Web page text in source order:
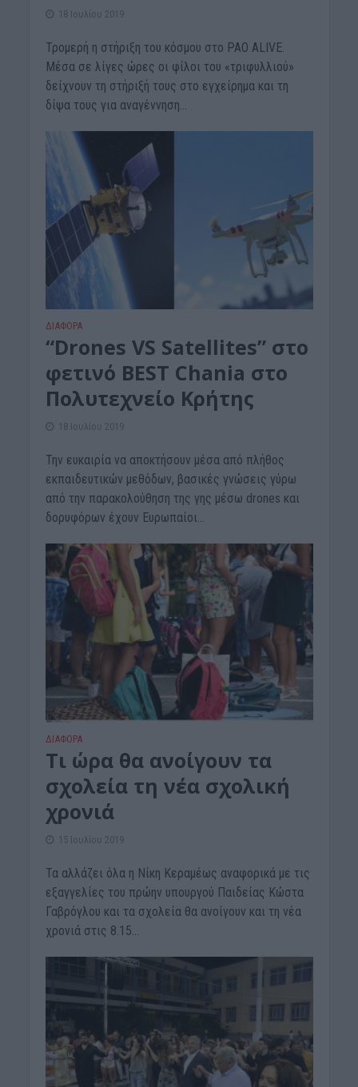
18 Ιουλίου 2019
Τρομερή η στήριξη του κόσμου στο PAO ALIVE.
Μέσα σε λίγες ώρες οι φίλοι του «τριφυλλιού»
δείχνουν τη στήριξή τους στο εγχείρημα και τη
δίψα τους για αναγέννηση...
ΔΙΆΦΟΡΑ
“Drones VS Satellites” στο
φετινό BEST Chania στο
Πολυτεχνείο Κρήτης
18 Ιουλίου 2019
Την ευκαιρία να αποκτήσουν μέσα από πλήθος
εκπαιδευτικών μεθόδων, βασικές γνώσεις γύρω
από την παρακολούθηση της γης μέσω drones και
δορυφόρων έχουν Ευρωπαίοι...
ΔΙΆΦΟΡΑ
Τι ώρα θα ανοίγουν τα
σχολεία τη νέα σχολική
χρονιά
15 Ιουλίου 2019
Τα αλλάζει όλα η Νίκη Κεραμέως αναφορικά με τις
εξαγγελίες του πρώην υπουργού Παιδείας Κώστα
Γαβρόγλου και τα σχολεία θα ανοίγουν και τη νέα
χρονιά στις 8.15...